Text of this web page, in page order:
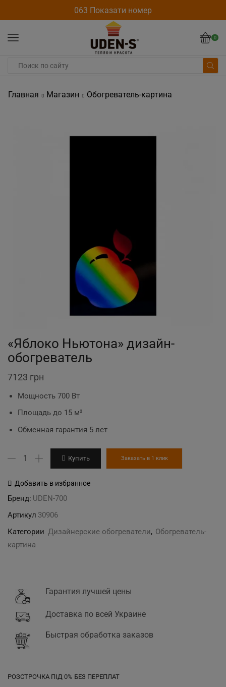
063 Показати номер
0
Главная Магазин Обогреватель-картина
«Яблоко Ньютона» дизайн-
обогреватель
7123 грн
Мощность 700 Вт
Площадь до 15 м²
Обменная гарантия 5 лет
Количество
"Яблоко
Ньютона"
обогреватель
Купить Заказать в 1 клик
Добавить в избранное
Бренд: UDEN-700
Артикул 30906
Категории Дизайнерские обогреватели, Обогреватель-
картина
Гарантия лучшей цены
Доставка по всей Украине
Быстрая обработка заказов
РОЗСТРОЧКА ПІД 0% БЕЗ ПЕРЕПЛАТ